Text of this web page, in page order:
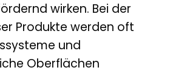
wirken. Bei der
Produkte werden oft
und
Oberflächen